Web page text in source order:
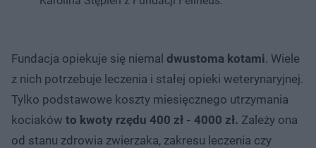
Fundacja opiekuje się niemal dwustoma kotami. Wiele
z nich potrzebuje leczenia i stałej opieki weterynaryjnej.
Tylko podstawowe koszty miesięcznego utrzymania
kociaków to kwoty rzędu 400 zł - 4000 zł. Zależy ona
od stanu zdrowia zwierzaka, zakresu leczenia czy